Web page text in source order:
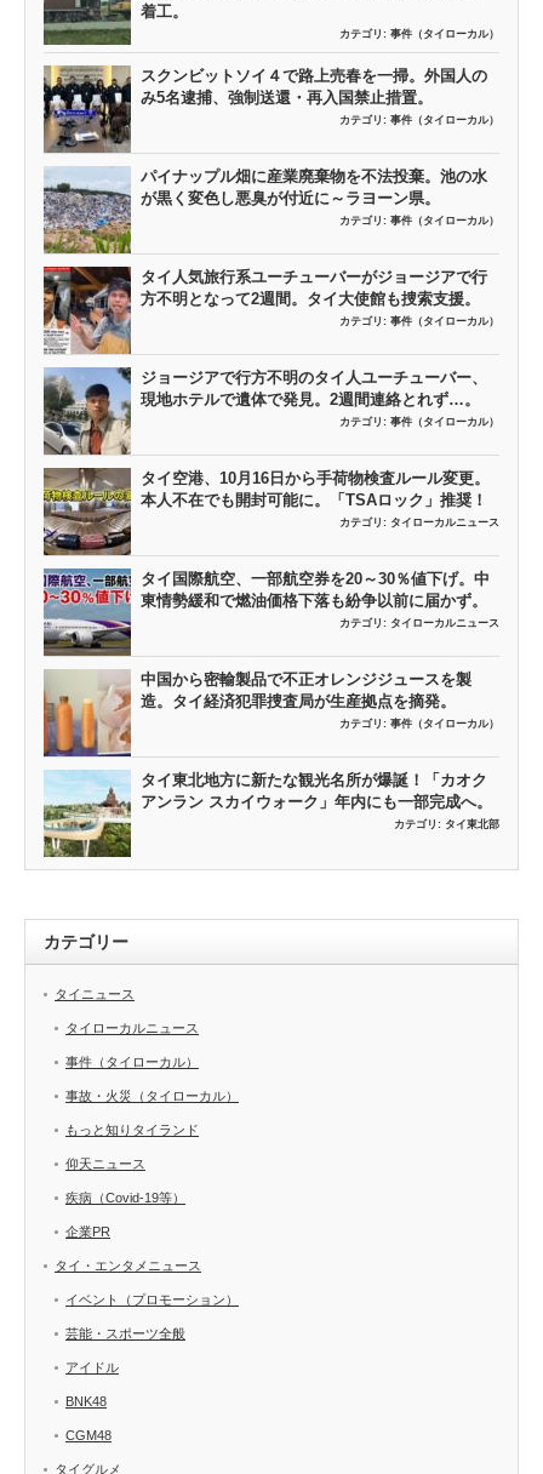
着工。
カテゴリ: 事件（タイローカル）
スクンビットソイ４で路上売春を一掃。外国人の
み5名逮捕、強制送還・再入国禁止措置。
カテゴリ: 事件（タイローカル）
パイナップル畑に産業廃棄物を不法投棄。池の水
が黒く変色し悪臭が付近に～ラヨーン県。
カテゴリ: 事件（タイローカル）
タイ人気旅行系ユーチューバーがジョージアで行
方不明となって2週間。タイ大使館も捜索支援。
カテゴリ: 事件（タイローカル）
ジョージアで行方不明のタイ人ユーチューバー、
現地ホテルで遺体で発見。2週間連絡とれず…。
カテゴリ: 事件（タイローカル）
タイ空港、10月16日から手荷物検査ルール変更。
本人不在でも開封可能に。「TSAロック」推奨！
カテゴリ: タイローカルニュース
タイ国際航空、一部航空券を20～30％値下げ。中
東情勢緩和で燃油価格下落も紛争以前に届かず。
カテゴリ: タイローカルニュース
中国から密輸製品で不正オレンジジュースを製
造。タイ経済犯罪捜査局が生産拠点を摘発。
カテゴリ: 事件（タイローカル）
タイ東北地方に新たな観光名所が爆誕！「カオク
アンラン スカイウォーク」年内にも一部完成へ。
カテゴリ: タイ東北部
カテゴリー
タイニュース
タイローカルニュース
事件（タイローカル）
事故・火災（タイローカル）
もっと知りタイランド
仰天ニュース
疾病（Covid-19等）
企業PR
タイ・エンタメニュース
イベント（プロモーション）
芸能・スポーツ全般
アイドル
BNK48
CGM48
タイグルメ